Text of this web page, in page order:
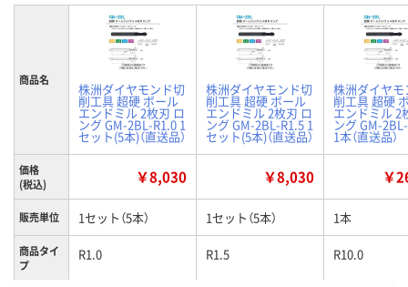
商品名
株洲ダイヤモンド切
削工具 超硬 ボール
エンドミル 2枚刃 ロ
ング GM-2BL-R1.0 1
セット(5本)（直送品）
株洲ダイヤモンド切
削工具 超硬 ボール
エンドミル 2枚刃 ロ
ング GM-2BL-R1.5 1
セット(5本)（直送品）
株洲ダイヤモ
削工具 超硬
エンドミル 2
ング GM-
1本（直送品）
価格
(税込)
￥8,030 ￥8,030 ￥
販売単位 1セット（5本） 1セット（5本） 1本
商品タイ
プ
R1.0 R1.5 R10.0